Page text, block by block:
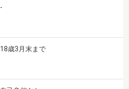
-
18歳3月末まで